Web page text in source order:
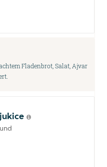
Fladenbrot, Salat, Ajvar